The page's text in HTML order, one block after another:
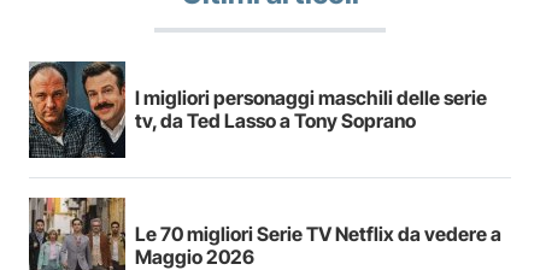
I migliori personaggi maschili delle serie
tv, da Ted Lasso a Tony Soprano
Le 70 migliori Serie TV Netflix da vedere a
Maggio 2026